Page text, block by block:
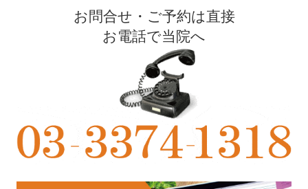
お問合せ・ご予約は直接
お電話で当院へ